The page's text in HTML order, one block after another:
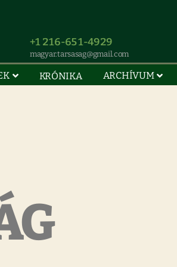
+1 216-651-4929
magyar.tarsasag@gmail.com
KRÓNIKA ARCHÍVUM